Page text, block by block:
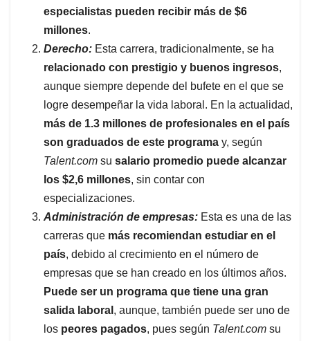
especialistas pueden recibir más de $6
millones.
Derecho: Esta carrera, tradicionalmente, se ha
relacionado con prestigio y buenos ingresos,
aunque siempre depende del bufete en el que se
logre desempeñar la vida laboral. En la actualidad,
más de 1.3 millones de profesionales en el país
son graduados de este programa y, según
Talent.com su salario promedio puede alcanzar
los $2,6 millones, sin contar con
especializaciones.
Administración de empresas: Esta es una de las
carreras que más recomiendan estudiar en el
país, debido al crecimiento en el número de
empresas que se han creado en los últimos años.
Puede ser un programa que tiene una gran
salida laboral , aunque, también puede ser uno de
los peores pagados, pues según Talent.com su